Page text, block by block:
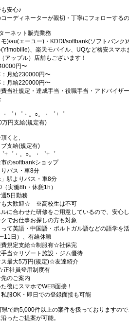
安心♪
ーディネーターが親切・丁寧にフォローする
ーネット販売業務
)/au(エーユー)・KDDI/softbank(ソフトバンク)
、楽天モバイル、UQなど格安スマホ
アップル）店舗もございます！
円〜
給230000円〜
月給220000円〜
当社規定・達成手当・役職手当・アドバイザ
・゜+゜・。○。・゜+゜
万円支給(規定有)
くと,
支給(規定有)
+゜・。○。・゜+゜
のsoftbankショップ
りバス・車8分
」駅よりバス・車8分
実働8h・休憩1h）
5日勤務
も大歓迎☆ ※高校生は不可
に合わせた研修をご用意しているので、安心
でお仕事お探しの方も対象
て英語・中国語・ポルトガル語などの語学を
11日）、有給休暇
規定支給☆制服有☆社保完
当☆リゾート施設・ジム優待
最大5万円(規定)☆友達紹介
社員登用制度有
のご案内
後にスマホでWEB面接！
服OK・即日での登録面接も可能
で約5,000件以上の案件を扱っておりますので
ったご提案が可能。